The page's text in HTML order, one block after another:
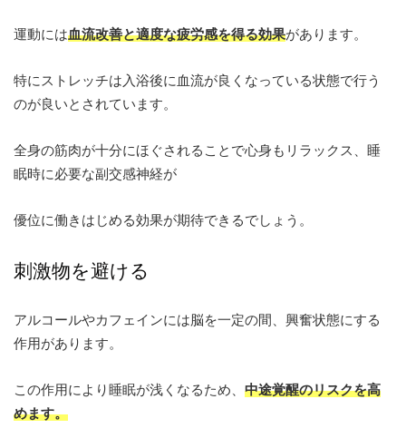
運動には血流改善と適度な疲労感を得る効果があります。
特にストレッチは入浴後に血流が良くなっている状態で行う
のが良いとされています。
全身の筋肉が十分にほぐされることで心身もリラックス、睡
眠時に必要な副交感神経が
優位に働きはじめる効果が期待できるでしょう。
刺激物を避ける
アルコールやカフェインには脳を一定の間、興奮状態にする
作用があります。
この作用により睡眠が浅くなるため、 中途覚醒のリスクを高
めます。